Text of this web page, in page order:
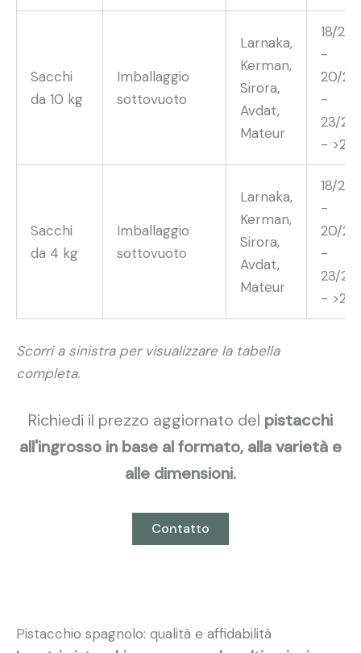
Sacchi
da 10 kg
Imballaggio
sottovuoto
Larnaka,
Kerman,
Sirora,
Avdat,
Mateur
18/20
-
20/22
-
23/25
- >25
Sacchi
da 4 kg
Imballaggio
sottovuoto
Larnaka,
Kerman,
Sirora,
Avdat,
Mateur
18/20
-
20/22
-
23/25
- >25
Scorri a sinistra per visualizzare la tabella
completa.
Richiedi il prezzo aggiornato del pistacchi
all'ingrosso in base al formato, alla varietà e
alle dimensioni.
Contatto
Pistacchio spagnolo: qualità e affidabilità